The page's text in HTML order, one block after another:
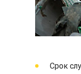
Срок